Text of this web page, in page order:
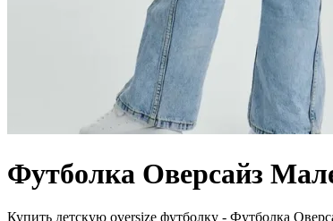
Футболка Оверсайз
Купить детскую oversize футболку - Футболка